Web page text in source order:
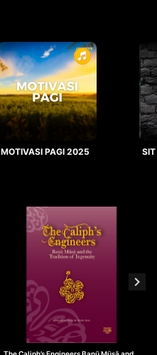
MOTIVASI PAGI 2025